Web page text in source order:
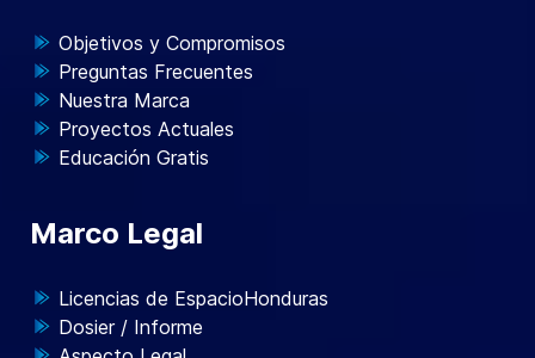
Objetivos y Compromisos
Preguntas Frecuentes
Nuestra Marca
Proyectos Actuales
Educación Gratis
Marco Legal
Licencias de EspacioHonduras
Dosier / Informe